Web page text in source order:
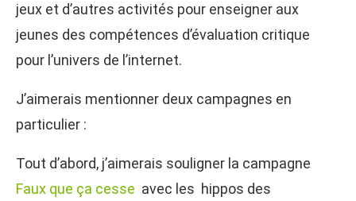
jeux et d’autres activités pour enseigner aux
jeunes des compétences d’évaluation critique
pour l’univers de l’internet.
J’aimerais mentionner deux campagnes en
particulier :
Tout d’abord, j’aimerais souligner la campagne
Faux que ça cesse avec les hippos des